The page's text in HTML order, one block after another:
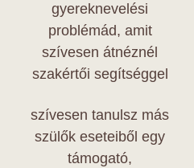
gyereknevelési
problémád, amit
szívesen átnéznél
szakértői segítséggel
szívesen tanulsz más
szülők eseteiből egy
támogató,